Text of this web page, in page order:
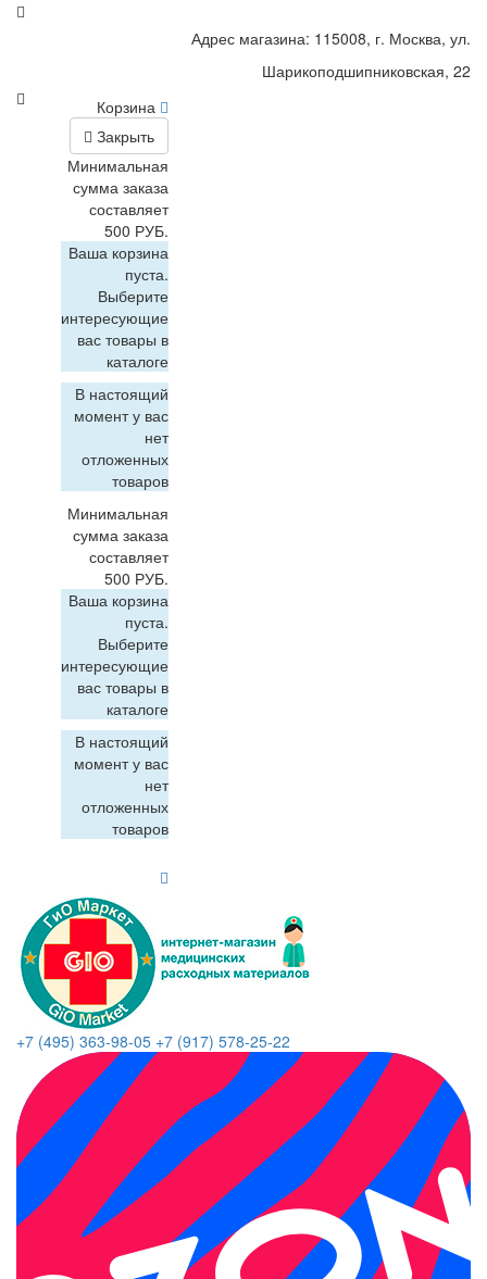
Адрес магазина: 115008, г. Москва, ул.
Шарикоподшипниковская, 22
Корзина
Закрыть
Минимальная
сумма заказа
составляет
500 РУБ.
Ваша корзина
пуста.
Выберите
интересующие
вас товары в
каталоге
В настоящий
момент у вас
нет
отложенных
товаров
Минимальная
сумма заказа
составляет
500 РУБ.
Ваша корзина
пуста.
Выберите
интересующие
вас товары в
каталоге
В настоящий
момент у вас
нет
отложенных
товаров
+7 (495) 363-98-05 +7 (917) 578-25-22